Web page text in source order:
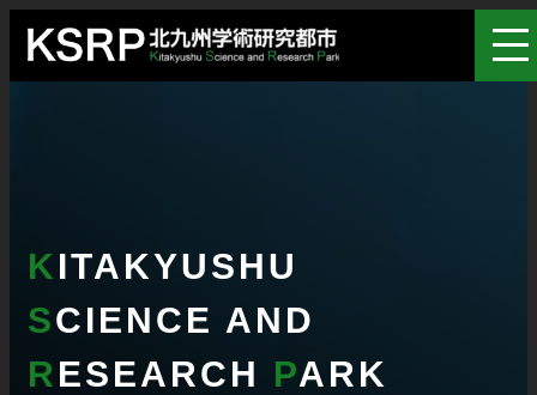
KITAKYUSHU
SCIENCE AND
R ESEARCH PARK